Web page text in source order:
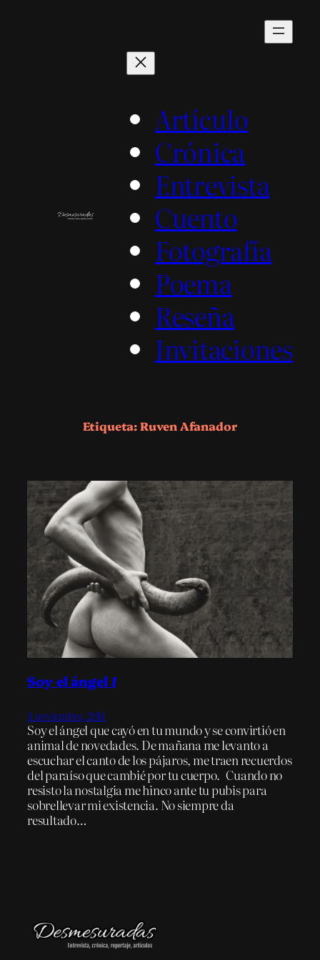
Artículo
Crónica
Entrevista
Cuento
Fotografía
Poema
Reseña
Invitaciones
Etiqueta:Ruven Afanador
Soy el ángelI
4 noviembre, 2014
Soy el ángel que cayó en tu mundo y se convirtió en
animal de novedades. De mañana me levanto a
escuchar el canto de los pájaros, me traen recuerdos
del paraíso que cambié por tu cuerpo. Cuando no
resisto la nostalgia me hinco ante tu pubis para
sobrellevar mi existencia. No siempre da
resultado…